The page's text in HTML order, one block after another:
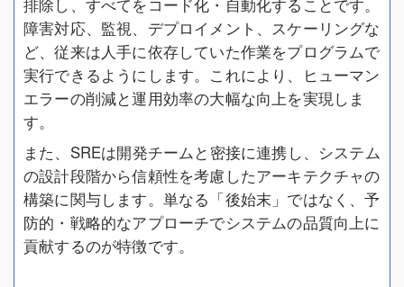
障害対応、監視、デプロイメント、スケーリングな
ど、従来は人手に依存していた作業をプログラムで
実行できるようにします。これにより、ヒューマン
エラーの削減と運用効率の大幅な向上を実現しま
す。
また、SREは開発チームと密接に連携し、システム
の設計段階から信頼性を考慮したアーキテクチャの
構築に関与します。単なる「後始末」ではなく、予
防的・戦略的なアプローチでシステムの品質向上に
貢献するのが特徴です。